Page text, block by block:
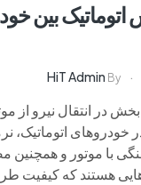
اتوماتیک بین
By
HiT Admin
در انتقال نیرو از
اتوماتیک،
با موتور و
هستند که کیفیت